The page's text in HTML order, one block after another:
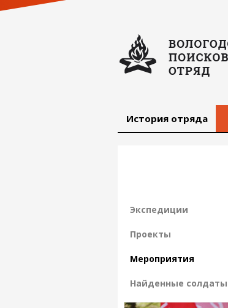
История отряда
Экспедиции
Проекты
Мероприятия
Найденные солдаты